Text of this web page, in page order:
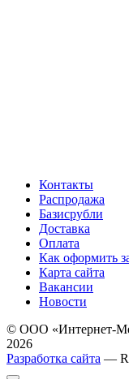
Контакты
Распродажа
Базисрубли
Доставка
Оплата
Как оформить
Карта сайта
Вакансии
Новости
© ООО «Интернет-
2026
Разработка сайта —